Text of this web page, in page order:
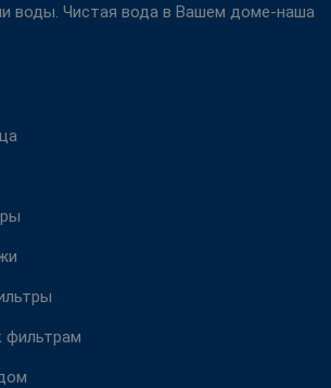
воды. Чистая вода в Вашем доме-наша